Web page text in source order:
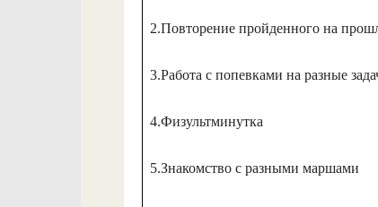
2.Повторение пройденного на
3.Работа с попевками на разные
4.Физультминутка
5.Знакомство с разными маршами